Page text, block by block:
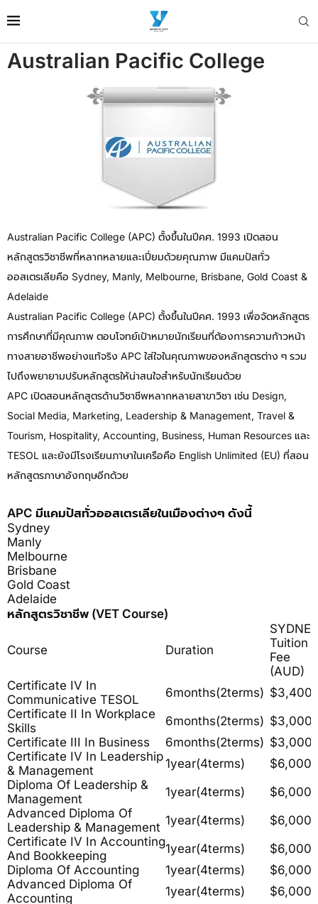
Australian Pacific College
Australian Pacific College (APC) ตั้งขึ้นในปีคศ. 1993 เปิดสอน
หลักสูตรวิชาชีพที่หลากหลายและเปี่ยมด้วยคุณภาพ มีแคมปัสทั่ว
ออสเตรเลียคือ Sydney, Manly, Melbourne, Brisbane, Gold Coast &
Adelaide
Australian Pacific College (APC) ตั้งขึ้นในปีคศ. 1993 เพื่อจัดหลักสูตร
การศึกษาที่มีคุณภาพ ตอบโจทย์เป้าหมายนักเรียนที่ต้องการความก้าวหน้า
ทางสายอาชีพอย่างแท้จริง APC ใส่ใจในคุณภาพของหลักสูตรต่าง ๆ รวม
ไปถึงพยายามปรับหลักสูตรให้น่าสนใจสำหรับนักเรียนด้วย
APC เปิดสอนหลักสูตรด้านวิชาชีพหลากหลายสาขาวิชา เช่น Design,
Social Media, Marketing, Leadership & Management, Travel &
Tourism, Hospitality, Accounting, Business, Human Resources และ
TESOL และยังมีโรงเรียนภาษาในเครือคือ English Unlimited (EU) ที่สอน
หลักสูตรภาษาอังกฤษอีกด้วย
APC มีแคมปัสทั่วออสเตรเลียในเมืองต่างๆ ดังนี้
Sydney
Manly
Melbourne
Brisbane
Gold Coast
Adelaide
หลักสูตรวิชาชีพ (VET Course)
Course Duration
Tuition
Fee
(AUD)
Certificate IV In
Communicative TESOL
6months(2terms) $3,400
Certificate II In Workplace
Skills
6months(2terms) $3,000
Certificate III In Business
6months(2terms) $3,000
Certificate IV In Leadership
& Management
1year(4terms)
$6,000
Diploma Of Leadership &
Management
1year(4terms)
$6,000
Advanced Diploma Of
Leadership & Management 1year(4terms)
$6,000
Certificate IV In Accounting
And Bookkeeping
1year(4terms)
$6,000
Diploma Of Accounting
1year(4terms)
$6,000
Advanced Diploma Of
Accounting
1year(4terms)
$6,000